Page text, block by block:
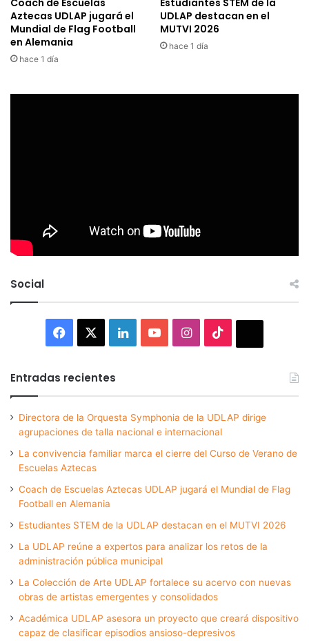
Coach de Escuelas
Aztecas UDLAP jugará el
Mundial de Flag Football
en Alemania
hace 1 día
Estudiantes STEM de la
UDLAP destacan en el
MUTVI 2026
hace 1 día
Social
Facebook LinkedInYouTubeInstagram
Entradas recientes
Directora de la Orquesta Symphonia de la UDLAP dirige
agrupaciones de talla nacional e internacional
La convivencia familiar marca el cierre del Curso de Verano de
Escuelas Aztecas
Coach de Escuelas Aztecas UDLAP jugará el Mundial de Flag
Football en Alemania
Estudiantes STEM de la UDLAP destacan en el MUTVI 2026
La UDLAP reúne a expertos para analizar los retos de la
administración pública municipal
La Colección de Arte UDLAP fortalece su acervo con nuevas
obras de artistas emergentes y consolidados
Académica UDLAP asesora un proyecto que creará dispositivo
capaz de clasificar episodios ansioso-depresivos